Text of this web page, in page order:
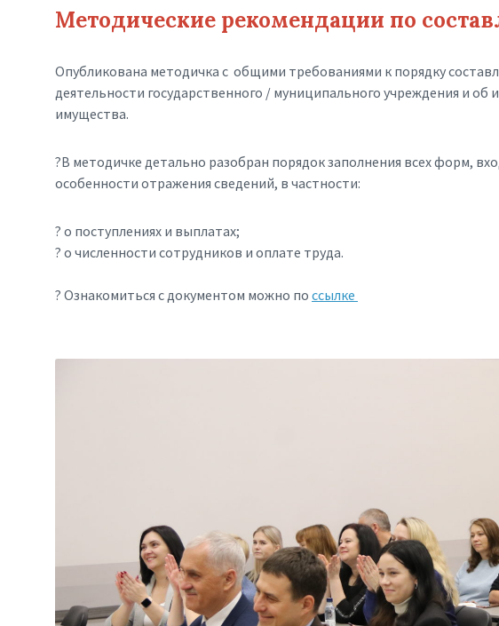
Методические рекомендации по
Опубликована методичка с общими требованиями к порядку
деятельности государственного / муниципального учреждения и об
имущества.
?В методичке детально разобран порядок заполнения всех форм,
особенности отражения сведений, в частности:
? о поступлениях и выплатах;
? о численности сотрудников и оплате труда.
? Ознакомиться с документом можно по ссылке